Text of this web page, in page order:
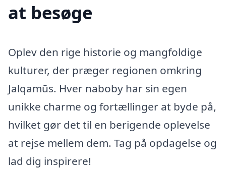
at besøge
Oplev den rige historie og mangfoldige
kulturer, der præger regionen omkring
Jalqamūs. Hver naboby har sin egen
unikke charme og fortællinger at byde på,
hvilket gør det til en berigende oplevelse
at rejse mellem dem. Tag på opdagelse og
lad dig inspirere!